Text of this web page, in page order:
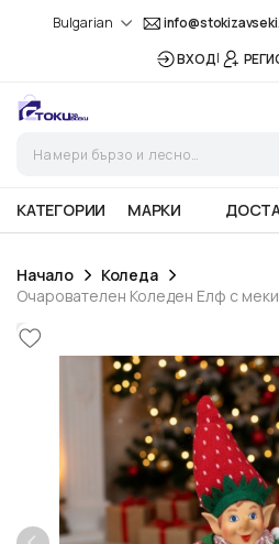
Bulgarian
ВХОД|
КАТЕГОРИИ МАРКИ
Начало
Коледа
Очарователен Коледен Елф с